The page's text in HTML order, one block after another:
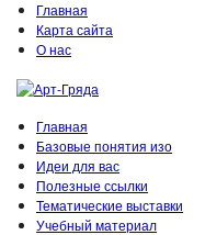
Главная
Карта сайта
О нас
Главная
Базовые понятия изо
Идеи для вас
Полезные ссылки
Тематические выставки
Учебный материал